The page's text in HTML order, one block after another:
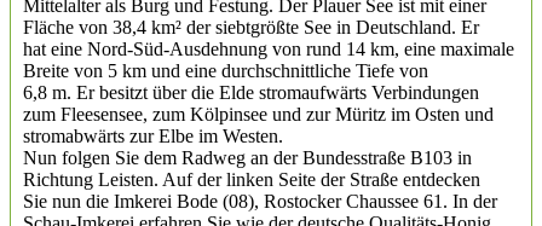
Mittelalter als Burg und Festung. Der Plauer See ist mit einer
Fläche von 38,4 km² der siebtgrößte See in Deutschland. Er
hat eine Nord-Süd-Ausdehnung von rund 14 km, eine maximale
Breite von 5 km und eine durchschnittliche Tiefe von
6,8 m. Er besitzt über die Elde stromaufwärts Verbindungen
zum Fleesensee, zum Kölpinsee und zur Müritz im Osten und
stromabwärts zur Elbe im Westen.
Nun folgen Sie dem Radweg an der Bundesstraße B103 in
Richtung Leisten. Auf der linken Seite der Straße entdecken
Sie nun die Imkerei Bode (08), Rostocker Chaussee 61. In der